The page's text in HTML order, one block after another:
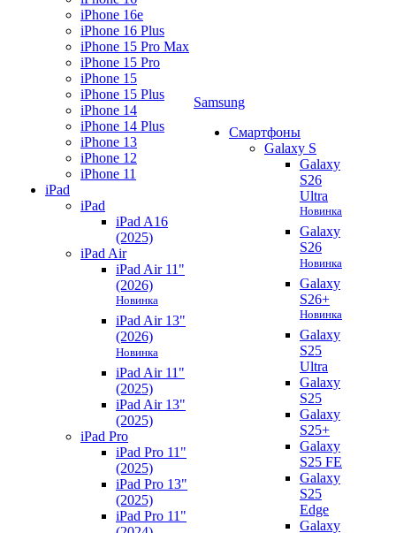
iPhone 16e
iPhone 16 Plus
iPhone 15 Pro Max
iPhone 15 Pro
iPhone 15
iPhone 15 Plus
iPhone 14
iPhone 14 Plus
iPhone 13
iPhone 12
iPhone 11
iPad
iPad
iPad A16
(2025)
iPad Air
iPad Air 11"
(2026)
Новинка
iPad Air 13"
(2026)
Новинка
iPad Air 11"
(2025)
iPad Air 13"
(2025)
iPad Pro
iPad Pro 11"
(2025)
iPad Pro 13"
(2025)
iPad Pro 11"
Samsung
Смартфоны
Galaxy S
Galaxy
S26
Ultra
Новинка
Galaxy
S26
Новинка
Galaxy
S26+
Новинка
Galaxy
S25
Ultra
Galaxy
S25
Galaxy
S25+
Galaxy
S25 FE
Galaxy
S25
Edge
Galaxy